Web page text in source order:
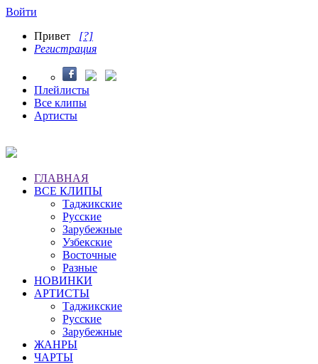
Войти
Привет [?]
Регистрация
Плейлисты
Все клипы
Артисты
ГЛАВНАЯ
ВСЕ КЛИПЫ
Таджикские
Русские
Зарубежные
Узбекские
Восточные
Разные
НОВИНКИ
АРТИСТЫ
Таджикские
Русские
Зарубежные
ЖАНРЫ
ЧАРТЫ